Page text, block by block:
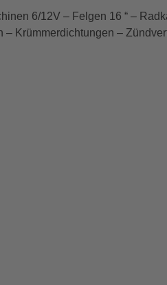
6/12V – Felgen 16 “ –
– Krümmerdichtungen –